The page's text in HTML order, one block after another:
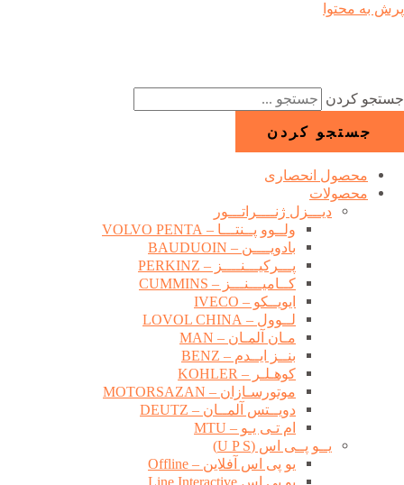
پرش به محتوا
جستجو کردن
جستجو کردن
محصول انحصاری
محصولات
دیـــزل ژنــــراتـــور
ولــوو پــنتـــا – VOLVO PENTA
بادویــــن – BAUDUOIN
پـــرکیـــنــــز – PERKINZ
کــامیـــنـــز – CUMMINS
ایویــکو – IVECO
لــوول – LOVOL CHINA
مـان آلمـان – MAN
بنــز ایــدم – BENZ
کوهـلـر – KOHLER
موتورسـازان – MOTORSAZAN
دویــتس آلمــان – DEUTZ
ام تـی یـو – MTU
یــو پــی اس (U P S)
یو پی اس آفلاین – Offline